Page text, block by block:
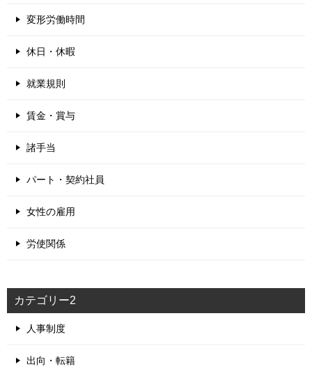
変形労働時間
休日・休暇
就業規則
賃金・賞与
諸手当
パート・契約社員
女性の雇用
労使関係
カテゴリー2
人事制度
出向・転籍